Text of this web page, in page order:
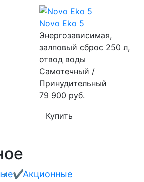
Novo Eko 5
Энергозависимая,
залповый сброс 250 л,
отвод воды
Самотечный /
Принудительный
79 900 руб.
Купить
Акционные